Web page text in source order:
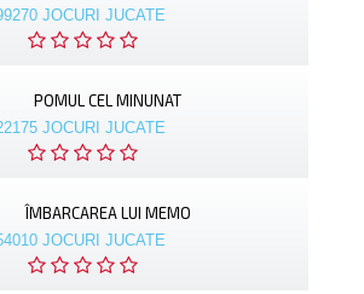
JOCURI JUCATE
POMUL CEL MINUNAT
JOCURI JUCATE
ÎMBARCAREA LUI MEMO
JOCURI JUCATE